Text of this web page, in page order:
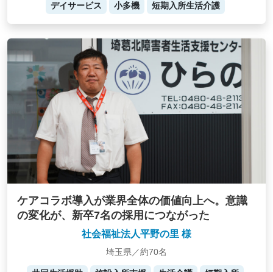
デイサービス
小多機 短期入所生活介護
ケアコラボ導入が業界全体の価値向上へ。意識
の変化が、新卒7名の採用につながった
社会福祉法人平野の里 様
埼玉県／約70名